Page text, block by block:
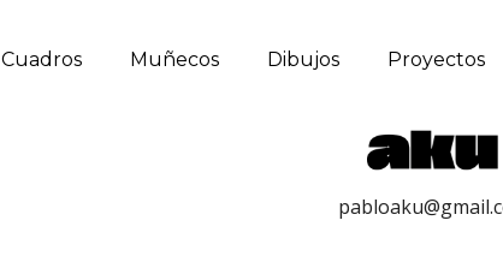
Cuadros Muñecos Dibujos Proyectos